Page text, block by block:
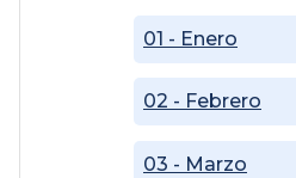
01 - Enero
02 - Febrero
03 - Marzo